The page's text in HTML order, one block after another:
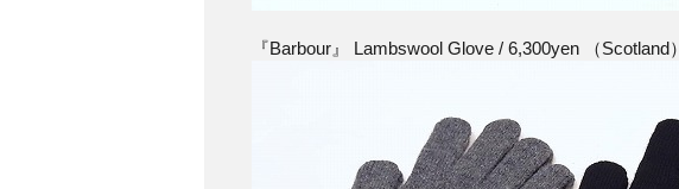
『Barbour』 Lambswool Glove / 6,300yen （Scotland）